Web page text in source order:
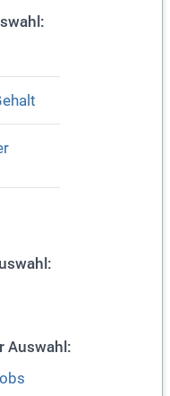
Auswahl: